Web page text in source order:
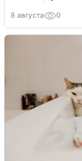
8 августа 0